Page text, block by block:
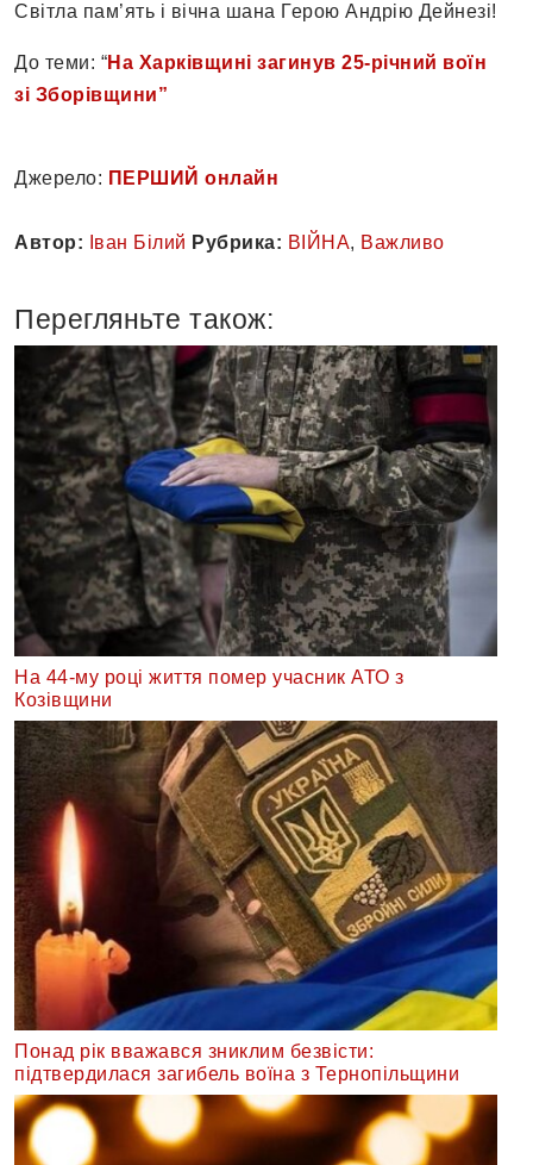
Світла пам’ять і вічна шана Герою Андрію Дейнезі!
До теми: “На Харківщині загинув 25-річний воїн
зі Зборівщини”
Джерело: ПЕРШИЙ онлайн
Автор: Іван Білий Рубрика: ВІЙНА, Важливо
Перегляньте також:
На 44-му році життя помер учасник АТО з
Козівщини
Понад рік вважався зниклим безвісти:
підтвердилася загибель воїна з Тернопільщини